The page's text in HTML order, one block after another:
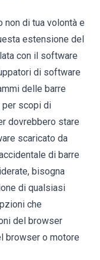
non di tua volontà e
estensione del
con il software
di software
delle barre
scopi di
dovrebbero stare
scaricato da
di barre
bisogna
di qualsiasi
che
del browser
browser o motore